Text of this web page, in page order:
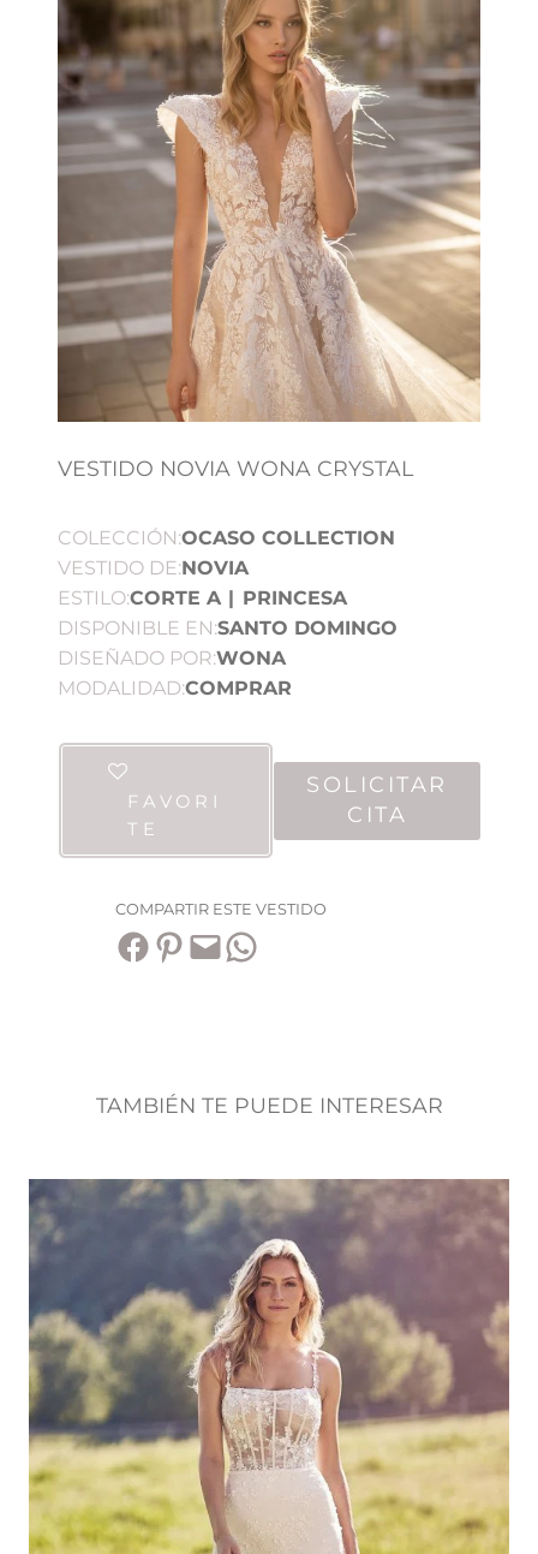
VESTIDO NOVIA WONA CRYSTAL
COLECCIÓN:OCASO COLLECTION
VESTIDO DE:NOVIA
ESTILO:CORTE A
PRINCESA
DISPONIBLE EN:SANTO DOMINGO
DISEÑADO POR:WONA
MODALIDAD:COMPRAR
FAVORI
TE
SOLICITAR
CITA
COMPARTIR ESTE VESTIDO
Compartir en Facebook Compartir en Pinterest Envía esta página por correo electrónico Compartir en WhatsApp
TAMBIÉN TE PUEDE INTERESAR